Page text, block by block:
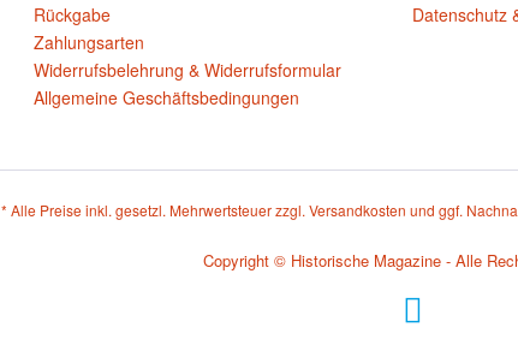
Rückgabe
Zahlungsarten
Widerrufsbelehrung & Widerrufsformular
Allgemeine Geschäftsbedingungen
Datenschutz
* Alle Preise inkl. gesetzl. Mehrwertsteuer zzgl. Versandkosten und ggf.
Copyright © Historische Magazine - Alle